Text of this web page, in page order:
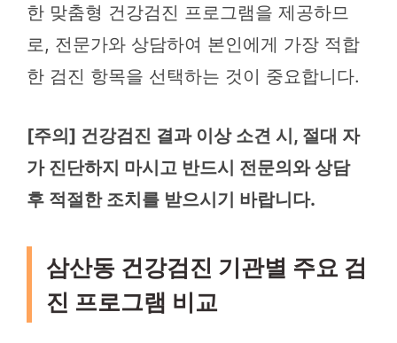
한 맞춤형 건강검진 프로그램을 제공하므
로, 전문가와 상담하여 본인에게 가장 적합
한 검진 항목을 선택하는 것이 중요합니다.
[주의] 건강검진 결과 이상 소견 시, 절대 자
가 진단하지 마시고 반드시 전문의와 상담
후 적절한 조치를 받으시기 바랍니다.
삼산동 건강검진 기관별 주요 검
진 프로그램 비교